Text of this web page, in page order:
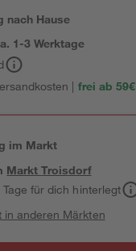
nach Hause
1-3 Werktage
| frei ab 59€
im Markt
MarktTroisdorf
für dich hinterlegt
in anderen Märkten